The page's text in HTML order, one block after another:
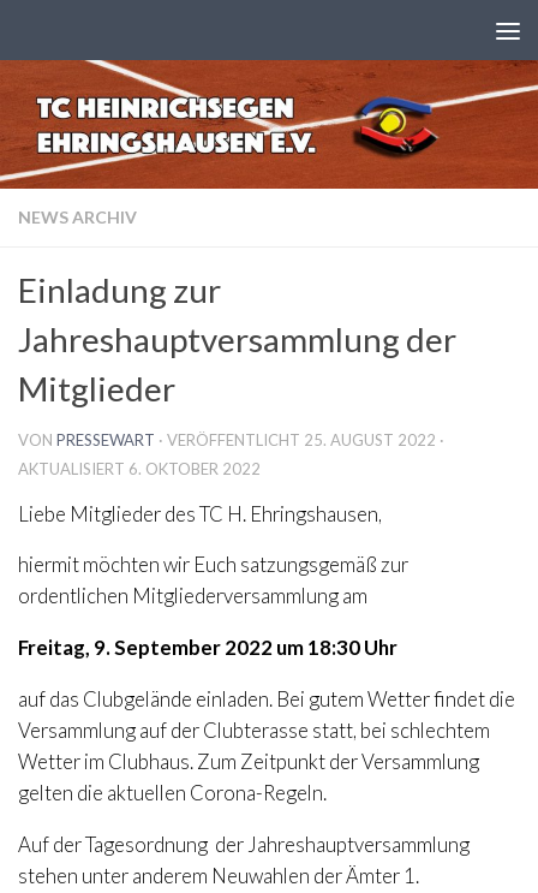
NEWS ARCHIV
Einladung zur
Jahreshauptversammlung der
Mitglieder
VON PRESSEWART · VERÖFFENTLICHT 25. AUGUST 2022 ·
AKTUALISIERT 6. OKTOBER 2022
Liebe Mitglieder des TC H. Ehringshausen,
hiermit möchten wir Euch satzungsgemäß zur
ordentlichen Mitgliederversammlung am
Freitag, 9. September 2022 um 18:30 Uhr
auf das Clubgelände einladen. Bei gutem Wetter findet die
Versammlung auf der Clubterasse statt, bei schlechtem
Wetter im Clubhaus. Zum Zeitpunkt der Versammlung
gelten die aktuellen Corona-Regeln.
Auf der Tagesordnung der Jahreshauptversammlung
stehen unter anderem Neuwahlen der Ämter 1.